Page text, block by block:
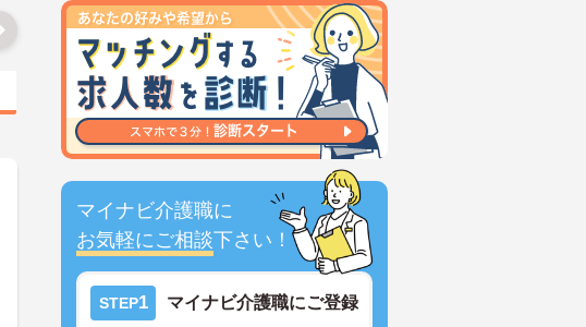
マイナビ介護職に
お気軽にご相談下さい！
STEP1 マイナビ介護職にご登録